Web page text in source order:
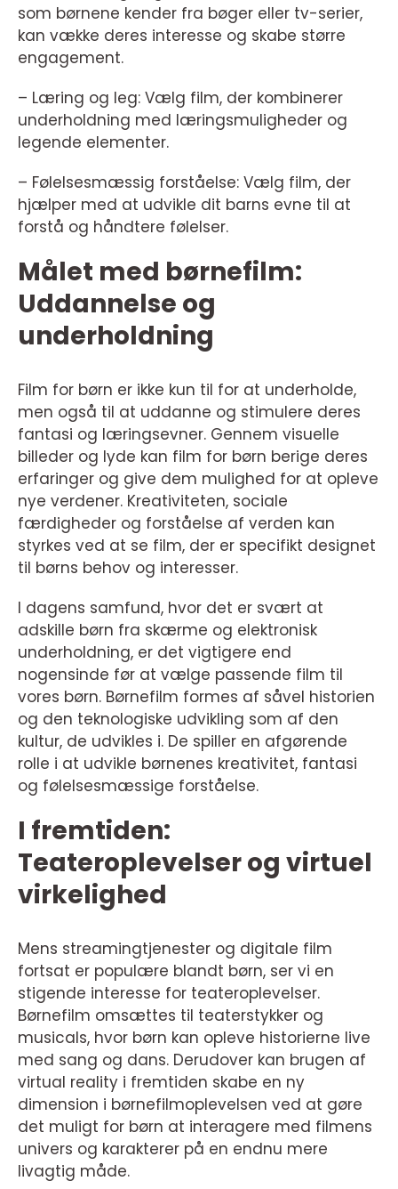
som børnene kender fra bøger eller tv-serier,
kan vække deres interesse og skabe større
engagement.
– Læring og leg: Vælg film, der kombinerer
underholdning med læringsmuligheder og
legende elementer.
– Følelsesmæssig forståelse: Vælg film, der
hjælper med at udvikle dit barns evne til at
forstå og håndtere følelser.
Målet med børnefilm:
Uddannelse og
underholdning
Film for børn er ikke kun til for at underholde,
men også til at uddanne og stimulere deres
fantasi og læringsevner. Gennem visuelle
billeder og lyde kan film for børn berige deres
erfaringer og give dem mulighed for at opleve
nye verdener. Kreativiteten, sociale
færdigheder og forståelse af verden kan
styrkes ved at se film, der er specifikt designet
til børns behov og interesser.
I dagens samfund, hvor det er svært at
adskille børn fra skærme og elektronisk
underholdning, er det vigtigere end
nogensinde før at vælge passende film til
vores børn. Børnefilm formes af såvel historien
og den teknologiske udvikling som af den
kultur, de udvikles i. De spiller en afgørende
rolle i at udvikle børnenes kreativitet, fantasi
og følelsesmæssige forståelse.
I fremtiden:
Teateroplevelser og virtuel
virkelighed
Mens streamingtjenester og digitale film
fortsat er populære blandt børn, ser vi en
stigende interesse for teateroplevelser.
Børnefilm omsættes til teaterstykker og
musicals, hvor børn kan opleve historierne live
med sang og dans. Derudover kan brugen af
virtual reality i fremtiden skabe en ny
dimension i børnefilmoplevelsen ved at gøre
det muligt for børn at interagere med filmens
univers og karakterer på en endnu mere
livagtig måde.